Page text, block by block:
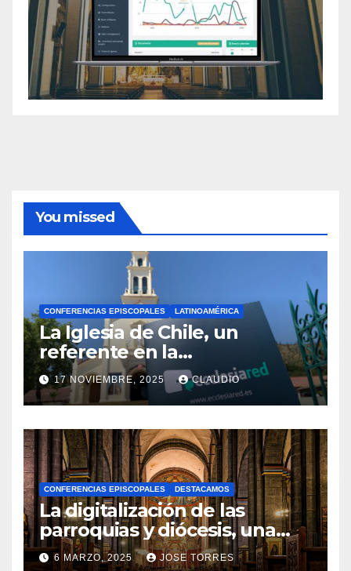
You missed
CONFERENCIAS EPISCOPALES LATINOAMÉRICA
La Iglesia de Chile, un
referente en la
transformación digital
gracias a Ecclesiared
17 NOVIEMBRE, 2025 CLAUDIO
N
O
H
A
Y
C
O
M
CONFERENCIAS EPISCOPALES DESTACAMOS
La digitalización de las
parroquias y diócesis, una
realidad ya para el futuro de
6 MARZO, 2025 JOSE TORRES